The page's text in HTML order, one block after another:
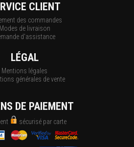
CLIENT
des commandes
Modes de livraison
d'assistance
LÉGAL
Mentions légales
générales de vente
DE PAIEMENT
sécurisé par carte